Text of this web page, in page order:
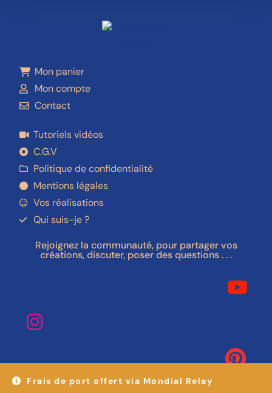
Frais de port offert via Mondial Relay
Mon panier
Mon compte
Contact
Tutoriels vidéos
C.G.V
Politique de confidentialité
Mentions légales
Vos réalisations
Qui suis-je ?
Rejoignez la communauté, pour partager vos
créations, discuter, poser des questions . . .